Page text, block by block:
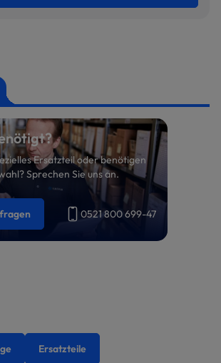
Ersatzteil oder benötigen
Sprechen Sie uns an.
0521 800 699-47
Ersatzteile